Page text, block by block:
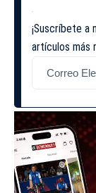
¡Suscríbete a
artículos más